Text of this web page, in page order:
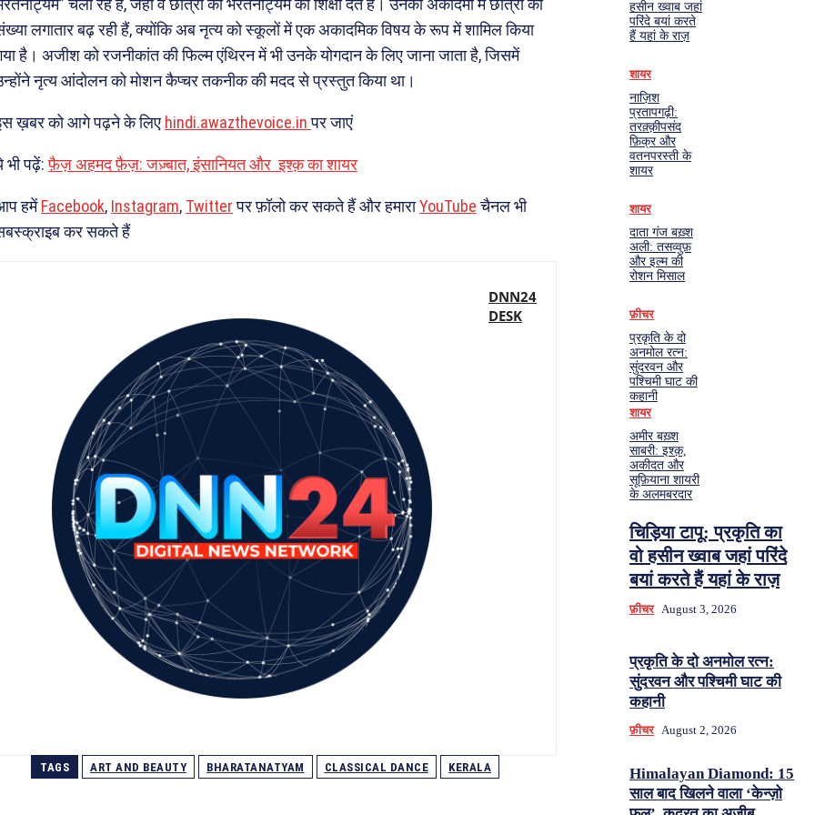
चला रहे हैं, जहां वे छात्रों को भरतनाट्यम की शिक्षा देते हैं। उनकी अकादमी में छात्रों की
लगातार बढ़ रही हैं, क्योंकि अब नृत्य को स्कूलों में एक अकादमिक विषय के रूप में शामिल किया
है। अजीश को रजनीकांत की फिल्म एंथिरन में भी उनके योगदान के लिए जाना जाता है, जिसमें
नृत्य आंदोलन को मोशन कैप्चर तकनीक की मदद से प्रस्तुत किया था।
ख़बर को आगे पढ़ने के लिए hindi.awazthevoice.inपर जाएं
भी पढ़ें:फ़ैज़ अहमद फ़ैज़: जज़्बात, इंसानियत और इश्क़ का शायर
हमेंFacebook, Instagram, Twitterपर फ़ॉलो कर सकते हैं और हमाराYouTubeचैनल भी
कर सकते हैं
DNN24
DESK
TAGS ART AND BEAUTY BHARATANATYAM CLASSICAL DANCE KERALA
हसीन ख्वाब जहां
परिंदे बयां करते
हैं यहां के राज़
शायर
नाज़िश
प्रतापगढ़ी:
तरक़्क़ीपसंद
फ़िक्र और
वतनपरस्ती के
शायर
शायर
दाता गंज बख़्श
अली: तसव्वुफ़
और इल्म की
रोशन मिसाल
फ़ीचर
प्रकृति के दो
अनमोल रत्न:
सुंदरवन और
पश्चिमी घाट की
कहानी
शायर
अमीर बख़्श
साबरी: इश्क़,
अकीदत और
सूफ़ियाना शायरी
के अलमबरदार
चिड़िया टापू: प्रकृति का
वो हसीन ख्वाब जहां परिंदे
बयां करते हैं यहां के राज़
फ़ीचर August 3, 2026
प्रकृति के दो अनमोल रत्न:
सुंदरवन और पश्चिमी घाट की
कहानी
फ़ीचर August 2, 2026
Himalayan Diamond: 15
साल बाद खिलने वाला ‘केन्ज़ो